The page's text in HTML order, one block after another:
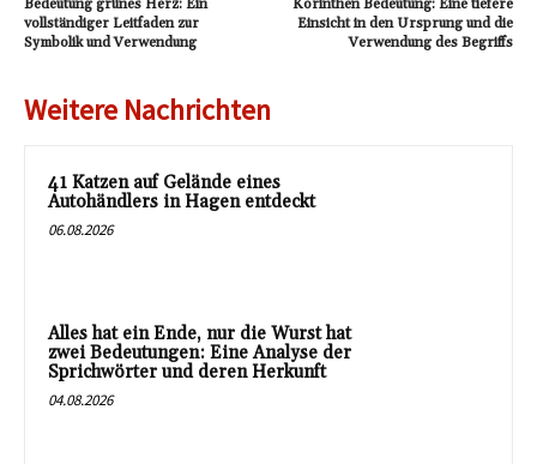
Bedeutung grünes Herz: Ein
vollständiger Leitfaden zur
Symbolik und Verwendung
Korinthen Bedeutung: Eine tiefere
Einsicht in den Ursprung und die
Verwendung des Begriffs
Weitere Nachrichten
41 Katzen auf Gelände eines
Autohändlers in Hagen entdeckt
06.08.2026
Alles hat ein Ende, nur die Wurst hat
zwei Bedeutungen: Eine Analyse der
Sprichwörter und deren Herkunft
04.08.2026